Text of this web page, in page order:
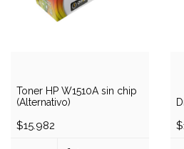
Toner HP W1510A sin chip
(Alternativo)
$15.982